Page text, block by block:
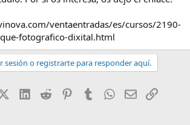
ventaentradas/es/cursos/2190-
fotografico-dixital.html
sesión o registrarte para responder aquí.
X (Twitter)
LinkedIn
Reddit PinterestTumblr WhatsApp
EmailEnlace